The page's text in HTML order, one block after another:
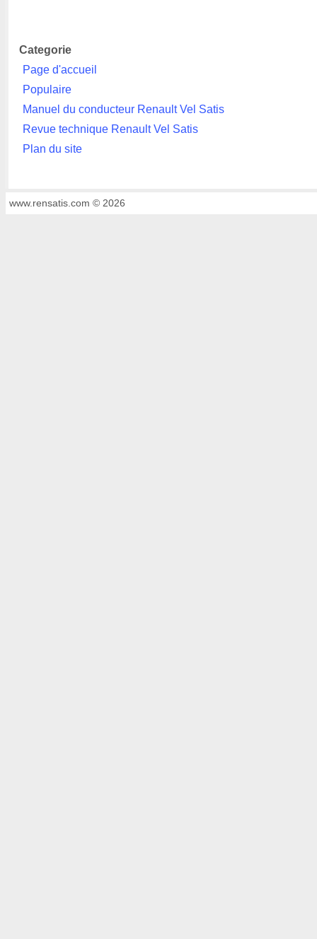
Categorie
Page d'accueil
Populaire
Manuel du conducteur Renault Vel Satis
Revue technique Renault Vel Satis
Plan du site
www.rensatis.com © 2026